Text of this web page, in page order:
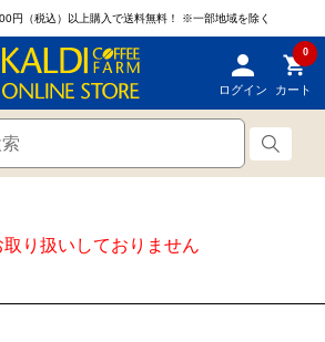
円（税込）以上購入で送料無料！ ※一部地域を除く
ログイン
0
カート
り扱いしておりません